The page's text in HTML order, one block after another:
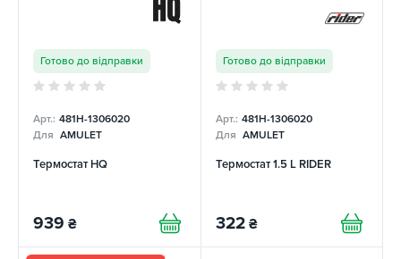
Готово до відправки
Арт.: 481H-1306020
Для AMULET
Термостат HQ
939 ₴
Готово до відправки
Арт.: 481H-1306020
Для AMULET
Термостат 1.5 L RIDER
322 ₴